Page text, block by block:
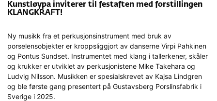
Kunstløypa inviterer til festaften med forstillingen
KLANGKRAFT!
Ny musikk fra et perkusjonsinstrument med bruk av
porselensobjekter er kroppsliggjort av danserne Virpi Pahkinen
og Pontus Sundset. Instrumentet med klang i tallerkener, skåler
og krukker er utviklet av perkusjonistene Mike Takehara og
Ludvig Nilsson. Musikken er spesialskrevet av Kajsa Lindgren
og ble første gang presentert på Gustavsberg Porslinsfabrik i
Sverige i 2025.